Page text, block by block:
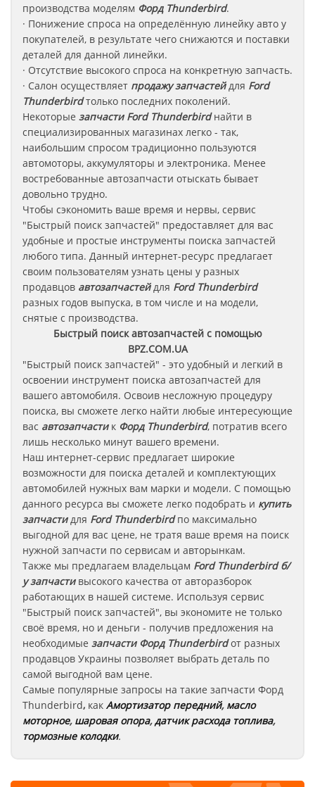
производства моделям ФордThunderbird.
· Понижение спроса на определённую линейку авто у
покупателей, в результате чего снижаются и поставки
деталей для данной линейки.
· Отсутствие высокого спроса на конкретную запчасть.
· Салон осуществляет продажу запчастейдля Ford
Thunderbirdтолько последних поколений.
Некоторые запчасти Ford Thunderbirdнайти в
специализированных магазинах легко - так,
наибольшим спросом традиционно пользуются
автомоторы, аккумуляторы и электроника. Менее
востребованные автозапчасти отыскать бывает
довольно трудно.
Чтобы сэкономить ваше время и нервы, сервис
"Быстрый поиск запчастей" предоставляет для вас
удобные и простые инструменты поиска запчастей
любого типа. Данный интернет-ресурс предлагает
своим пользователям узнать цены у разных
продавцов автозапчастейдля Ford Thunderbird
разных годов выпуска, в том числе и на модели,
снятые с производства.
Быстрый поиск автозапчастей с помощью
BPZ.COM.UA
"Быстрый поиск запчастей" - это удобный и легкий в
освоении инструмент поиска автозапчастей для
вашего автомобиля. Освоив несложную процедуру
поиска, вы сможете легко найти любые интересующие
вас автозапчастик Форд Thunderbird, потратив всего
лишь несколько минут вашего времени.
Наш интернет-сервис предлагает широкие
возможности для поиска деталей и комплектующих
автомобилей нужных вам марки и модели. С помощью
данного ресурса вы сможете легко подобрать и купить
запчастидля Ford Thunderbirdпо максимально
выгодной для вас цене, не тратя ваше время на поиск
нужной запчасти по сервисам и авторынкам.
Также мы предлагаем владельцам Ford Thunderbirdб/
у запчастивысокого качества от авторазборок
работающих в нашей системе. Используя сервис
"Быстрый поиск запчастей", вы экономите не только
своё время, но и деньги - получив предложения на
необходимые запчастиФорд Thunderbirdот разных
продавцов Украины позволяет выбрать деталь по
самой выгодной вам цене.
Самые популярные запросы на такие запчасти Форд
Thunderbird, как Амортизатор передний, масло
моторное, шаровая опора,датчик расхода топлива,
тормозные колодки.